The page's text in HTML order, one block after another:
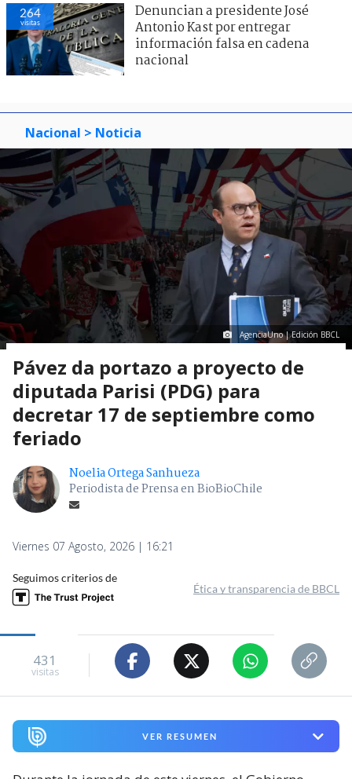
264
visitas
Denuncian a presidente José
Antonio Kast por entregar
información falsa en cadena
nacional
Nacional > Noticia
AgenciaUno | Edición BBCL
Pávez da portazo a proyecto de
diputada Parisi (PDG) para
decretar 17 de septiembre como
feriado
Noelia Ortega Sanhueza
Periodista de Prensa en BioBioChile
Viernes 07 Agosto, 2026 | 16:21
Seguimos criterios de
Ética y transparencia de BBCL
431
visitas
VER RESUMEN